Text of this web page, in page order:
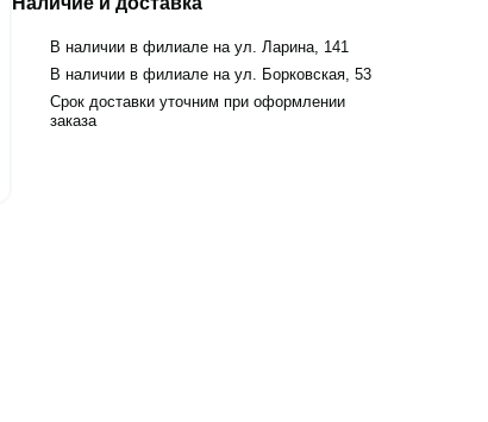
В наличии в филиале на ул. Ларина, 141
В наличии в филиале на ул. Борковская, 53
Срок доставки уточним при оформлении
заказа